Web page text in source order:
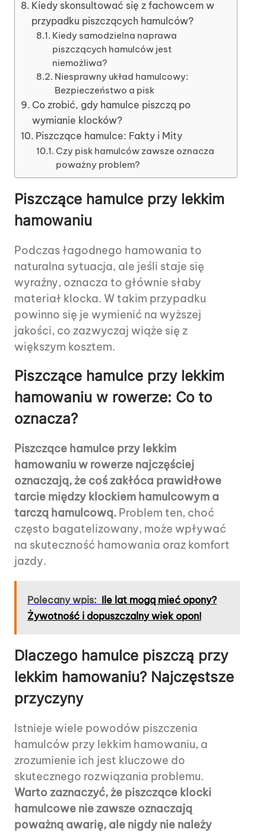
Kiedy skonsultować się z fachowcem w
przypadku piszczących hamulców?
Kiedy samodzielna naprawa
piszczących hamulców jest
niemożliwa?
Niesprawny układ hamulcowy:
Bezpieczeństwo a pisk
Co zrobić, gdy hamulce piszczą po
wymianie klocków?
Piszczące hamulce: Fakty i Mity
Czy pisk hamulców zawsze oznacza
poważny problem?
Piszczące hamulce przy lekkim
hamowaniu
Podczas łagodnego hamowania to
naturalna sytuacja, ale jeśli staje się
wyraźny, oznacza to głównie słaby
materiał klocka. W takim przypadku
powinno się je wymienić na wyższej
jakości, co zazwyczaj wiąże się z
większym kosztem.
Piszczące hamulce przy lekkim
hamowaniu w rowerze: Co to
oznacza?
Piszczące hamulce przy lekkim
hamowaniu w rowerze najczęściej
oznaczają, że coś zakłóca prawidłowe
tarcie między klockiem hamulcowym a
tarczą hamulcową. Problem ten, choć
często bagatelizowany, może wpływać
na skuteczność hamowania oraz komfort
jazdy.
Polecany wpis: Ile lat mogą mieć opony?
Żywotność i dopuszczalny wiek opon!
Dlaczego hamulce piszczą przy
lekkim hamowaniu? Najczęstsze
przyczyny
Istnieje wiele powodów piszczenia
hamulców przy lekkim hamowaniu, a
zrozumienie ich jest kluczowe do
skutecznego rozwiązania problemu.
Warto zaznaczyć, że piszczące klocki
hamulcowe nie zawsze oznaczają
poważną awarię, ale nigdy nie należy